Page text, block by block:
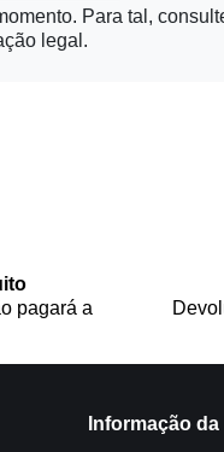
Para tal,
legal.
pagará a
Informação